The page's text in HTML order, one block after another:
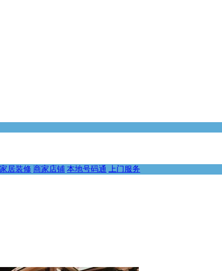
家居装修 商家店铺 本地号码通 上门服务